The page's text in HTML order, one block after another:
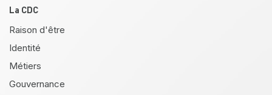
Pied de page
La CDC
Raison d'être
Identité
Métiers
Gouvernance